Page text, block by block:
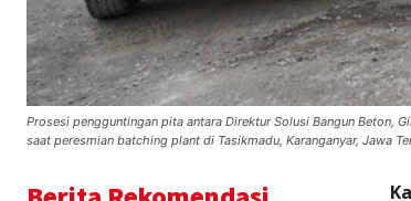
Prosesi pengguntingan pita antara Direktur Solusi Bangun Beton,
saat peresmian batching plant di Tasikmadu, Karanganyar, Jawa